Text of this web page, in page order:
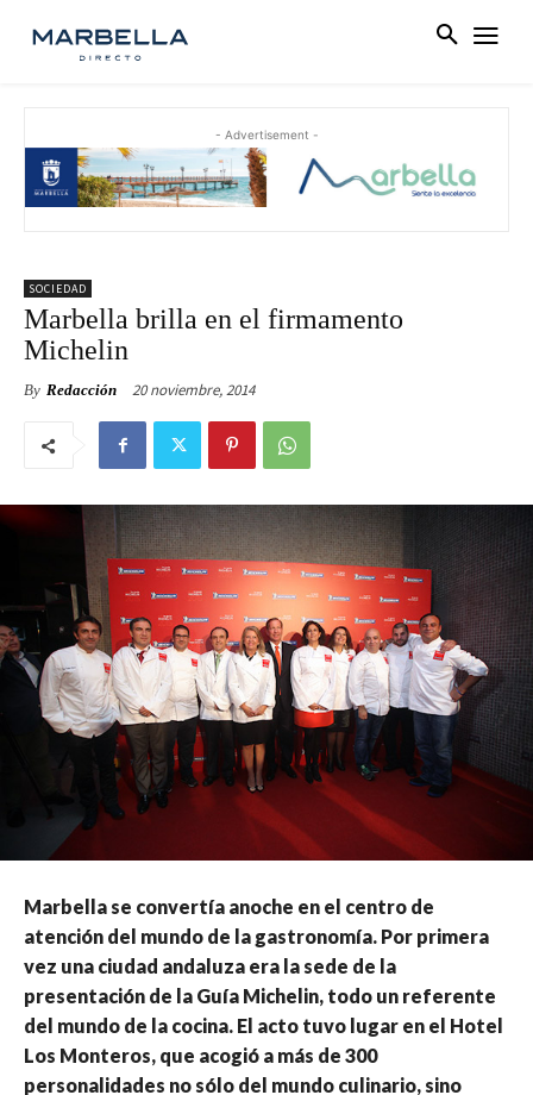
- Advertisement -
SOCIEDAD
Marbella brilla en el firmamento
Michelin
By Redacción 20 noviembre, 2014
Marbella se convertía anoche en el centro de
atención del mundo de la gastronomía. Por primera
vez una ciudad andaluza era la sede de la
presentación de la Guía Michelin, todo un referente
del mundo de la cocina. El acto tuvo lugar en el Hotel
Los Monteros, que acogió a más de 300
personalidades no sólo del mundo culinario, sino